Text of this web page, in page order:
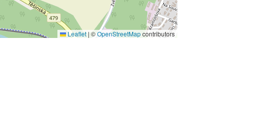
Leaflet | ©OpenStreetMapcontributors